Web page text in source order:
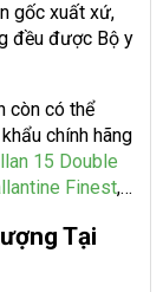
gốc xuất xứ,
đều được Bộ y
còn có thể
chính hãng
15 Double
Finest,…
Tại